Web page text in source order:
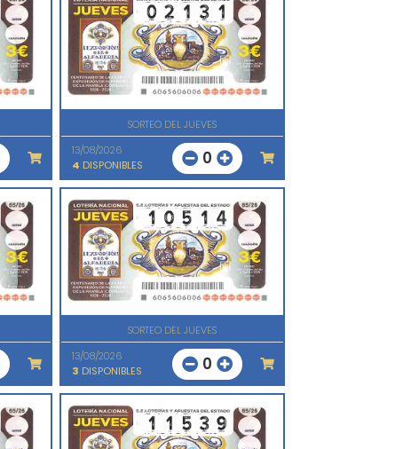
SORTEO DEL JUEVES
13/08/2026
4 DISPONIBLES 0
SORTEO DEL JUEVES
13/08/2026
3 DISPONIBLES 0